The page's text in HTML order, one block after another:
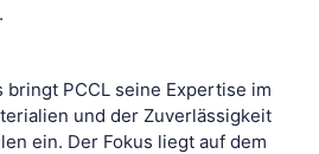
PCCL seine Expertise im
und der Zuverlässigkeit
ein. Der Fokus liegt auf dem